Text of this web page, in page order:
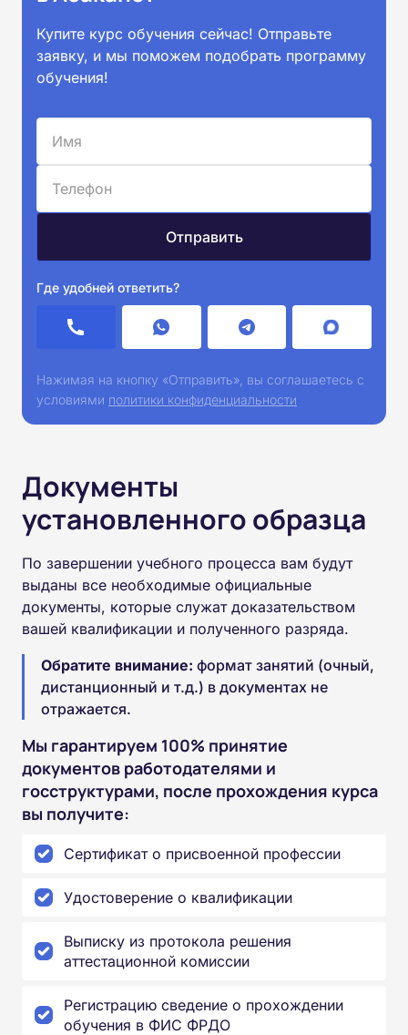
Купите курс обучения сейчас! Отправьте
заявку, и мы поможем подобрать программу
обучения!
Где удобней ответить?
Нажимая на кнопку «Отправить», вы соглашаетесь с
условиями политики конфиденциальности
Документы
установленного образца
По завершении учебного процесса вам будут
выданы все необходимые официальные
документы, которые служат доказательством
вашей квалификации и полученного разряда.
Обратите внимание: формат занятий (очный,
дистанционный и т.д.) в документах не
отражается.
Мы гарантируем 100% принятие
документов работодателями и
госструктурами, после прохождения курса
вы получите:
Сертификат о присвоенной профессии
Удостоверение о квалификации
Выписку из протокола решения
аттестационной комиссии
Регистрацию сведение о прохождении
обучения в ФИС ФРДО